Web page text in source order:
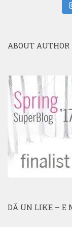
ABOUT AUTHOR
DĂ UN LIKE – E